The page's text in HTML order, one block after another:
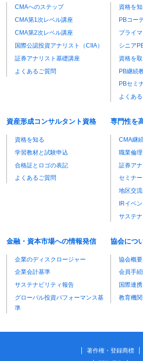
CMAへのステップ
CMA第1次レベル講座
CMA第2次レベル講座
国際公認投資アナリスト（CIIA）
証券アナリスト基礎講座
よくあるご質問
資格を
PBコー
プライ
シニア
資格を
PB継続
PBセミ
よくあ
資産形成コンサルタント資格
資格を知る
学習教材と試験申込
合格証とロゴの表記
よくあるご質問
専門性を
CMA継
職業倫理
証券ア
セミナ
地区交
IRイベ
サステ
金融・資本市場への情報発信
企業のディスクロージャー
企業会計基準
サステナビリティ報告
グローバル投資パフォーマンス基
準
協会につ
協会概要
会員手
国際連携
教育機
著作権・登録商標